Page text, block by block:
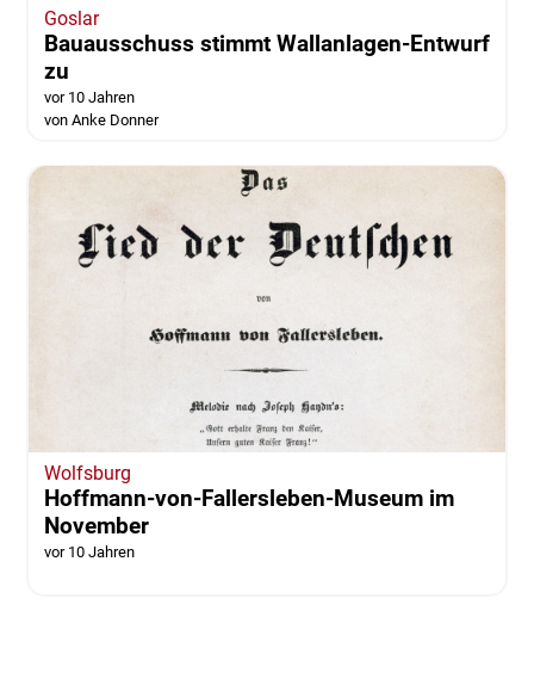
Goslar
Bauausschuss stimmt Wallanlagen-Entwurf
zu
vor 10 Jahren
von Anke Donner
Wolfsburg
Hoffmann-von-Fallersleben-Museum im
November
vor 10 Jahren